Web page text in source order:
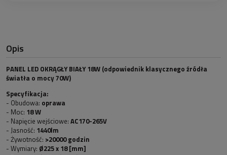
Opis
PANEL LED OKRĄGŁY BIAŁY 18W (odpowiednik klasycznego źródła
światła o mocy 70W)
Specyfikacja:
- Obudowa: oprawa
- Moc: 18 W
- Napięcie wejściowe: AC170-265V
- Jasność: 1440lm
- Żywotność: >20000 godzin
- Wymiary: Ø225 x 18 [mm]